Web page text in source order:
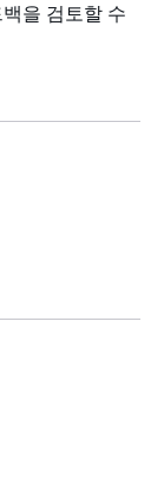
을 검토할 수